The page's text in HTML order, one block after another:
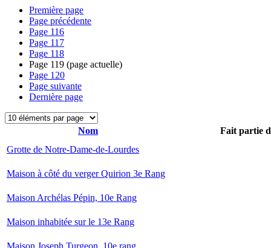
Première page
Page précédente
Page 116
Page 117
Page 118
Page 119 (page actuelle)
Page 120
Page suivante
Dernière page
Nom
Fait partie
Grotte de Notre-Dame-de-Lourdes
Maison à côté du verger Quirion 3e Rang
Maison Archélas Pépin, 10e Rang
Maison inhabitée sur le 13e Rang
Maison Joseph Turgeon, 10e rang